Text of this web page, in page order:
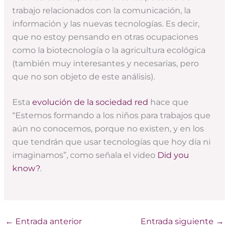
trabajo relacionados con la comunicación, la
información y las nuevas tecnologías. Es decir,
que no estoy pensando en otras ocupaciones
como la biotecnología o la agricultura ecológica
(también muy interesantes y necesarias, pero
que no son objeto de este análisis).
Esta evolución de la sociedad red hace que
“Estemos formando a los niños para trabajos que
aún no conocemos, porque no existen, y en los
que tendrán que usar tecnologías que hoy día ni
imaginamos”, como señala el video Did you
know?.
← Entrada anterior Entrada siguiente →